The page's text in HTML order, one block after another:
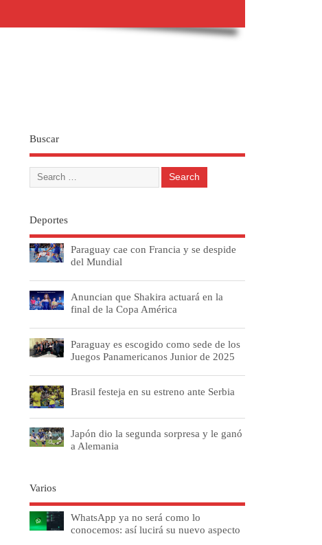
Buscar
Deportes
Paraguay cae con Francia y se despide
del Mundial
Anuncian que Shakira actuará en la
final de la Copa América
Paraguay es escogido como sede de los
Juegos Panamericanos Junior de 2025
Brasil festeja en su estreno ante Serbia
Japón dio la segunda sorpresa y le ganó
a Alemania
Varios
WhatsApp ya no será como lo
conocemos: así lucirá su nuevo aspecto